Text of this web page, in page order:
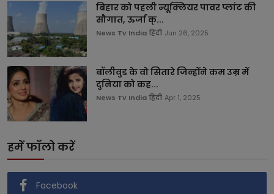
बिहार को पहली न्यूक्लियर पावर प्लांट की
सौगात, ऊर्जा क्...
News Tv India हिंदी Jun 26, 2025
बॉलीवुड के वो सितारे जिन्होंने कम उम्र में
दुनिया को कह...
News Tv India हिंदी Apr 1, 2025
हमें फॉलो करें
Facebook